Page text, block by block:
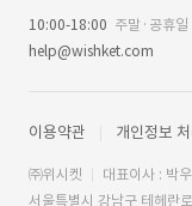
10:00-18:00 주말·공휴일
help@wishket.com
이용약관 개인정보
㈜위시켓
대표이사 : 박
서울특별시 강남구 테헤란